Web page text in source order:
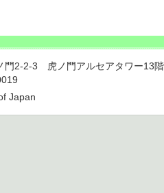
2-2-3 虎ノ門アルセアタワー13
Japan